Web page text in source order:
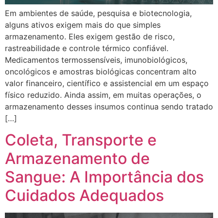
Em ambientes de saúde, pesquisa e biotecnologia,
alguns ativos exigem mais do que simples
armazenamento. Eles exigem gestão de risco,
rastreabilidade e controle térmico confiável.
Medicamentos termossensíveis, imunobiológicos,
oncológicos e amostras biológicas concentram alto
valor financeiro, científico e assistencial em um espaço
físico reduzido. Ainda assim, em muitas operações, o
armazenamento desses insumos continua sendo tratado
[…]
Coleta, Transporte e
Armazenamento de
Sangue: A Importância dos
Cuidados Adequados